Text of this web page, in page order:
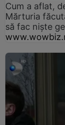
Cum a aflat,
Mărturia
să fac niște